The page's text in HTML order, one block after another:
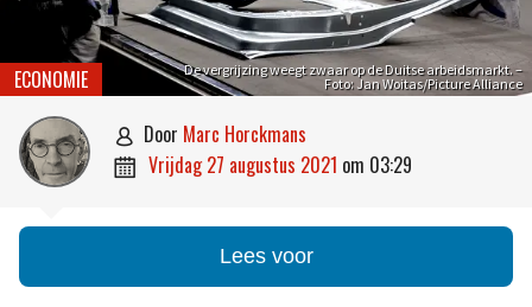
De vergrijzing weegt zwaar op de Duitse arbeidsmarkt. –
Foto: Jan Woitas/Picture Alliance
ECONOMIE
 door Marc Horckmans
 vrijdag 27 augustus 2021 om 03:29
Lees voor